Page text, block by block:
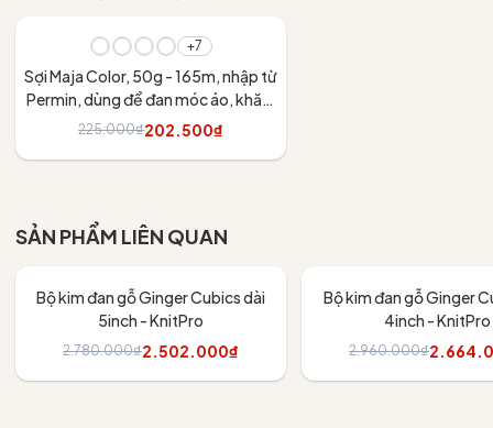
+7
Sợi Maja Color, 50g - 165m, nhập từ
Permin, dùng để đan móc áo, khăn,
váy
225.000₫202.500₫
SẢN PHẨM LIÊN QUAN
Bộ kim đan gỗ Ginger Cubics dài
5inch - KnitPro
2.780.000₫2.502.000₫
Bộ kim đan gỗ Ginger
4inch - KnitPro
2.960.000₫